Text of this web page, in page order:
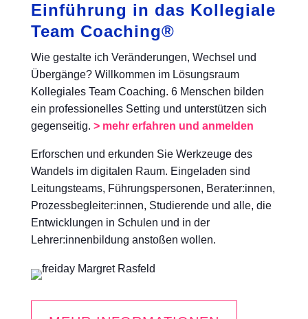
Einführung in das Kollegiale
Team Coaching®
Wie gestalte ich Veränderungen, Wechsel und
Übergänge? Willkommen im Lösungsraum
Kollegiales Team Coaching. 6 Menschen bilden
ein professionelles Setting und unterstützen sich
gegenseitig. > mehr erfahren und anmelden
Erforschen und erkunden Sie Werkzeuge des
Wandels im digitalen Raum. Eingeladen sind
Leitungsteams, Führungspersonen, Berater:innen,
Prozessbegleiter:innen, Studierende und alle, die
Entwicklungen in Schulen und in der
Lehrer:innenbildung anstoßen wollen.